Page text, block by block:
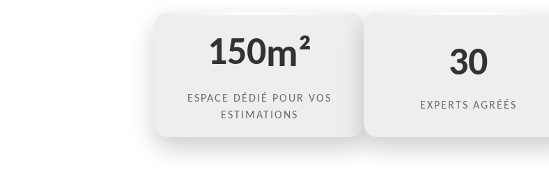
150m²
ESPACE DÉDIÉ POUR VOS
ESTIMATIONS
30
EXPERTS AGRÉÉS